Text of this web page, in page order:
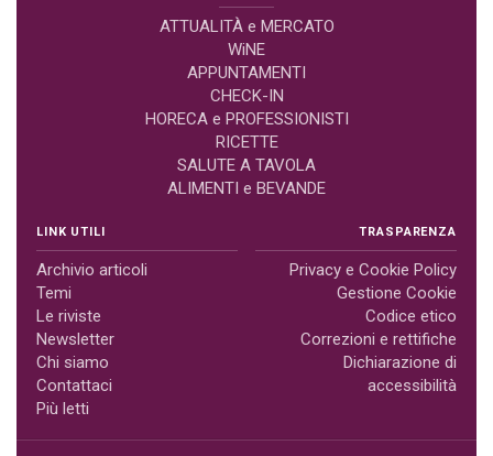
ATTUALITÀ e MERCATO
WiNE
APPUNTAMENTI
CHECK-IN
HORECA e PROFESSIONISTI
RICETTE
SALUTE A TAVOLA
ALIMENTI e BEVANDE
LINK UTILI
Archivio articoli
Temi
Le riviste
Newsletter
Chi siamo
Contattaci
Più letti
TRASPARENZA
Privacy e Cookie Policy
Gestione Cookie
Codice etico
Correzioni e rettifiche
Dichiarazione di
accessibilità